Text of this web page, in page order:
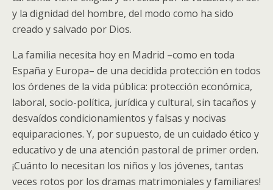
y la dignidad del hombre, del modo como ha sido
creado y salvado por Dios.
La familia necesita hoy en Madrid –como en toda
España y Europa– de una decidida protección en todos
los órdenes de la vida pública: protección económica,
laboral, socio-política, jurídica y cultural, sin tacaños y
desvaídos condicionamientos y falsas y nocivas
equiparaciones. Y, por supuesto, de un cuidado ético y
educativo y de una atención pastoral de primer orden.
¡Cuánto lo necesitan los niños y los jóvenes, tantas
veces rotos por los dramas matrimoniales y familiares!